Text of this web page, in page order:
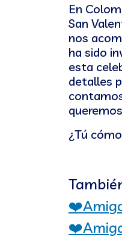
En
San
nos
ha sido
esta
detalles
¿Tú
❤️
❤️